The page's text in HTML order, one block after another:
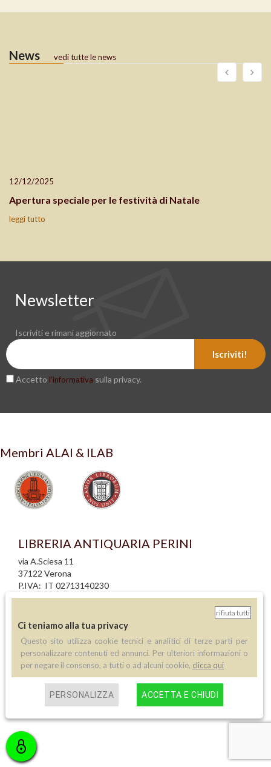
News vedi tutte le news
12/12/2025
Apertura speciale per le festività di Natale
leggi tutto
Newsletter
Iscriviti e rimani aggiornato
Iscriviti!
Accetto l’informativa sulla privacy.
Membri ALAI & ILAB
LIBRERIA ANTIQUARIA PERINI
via A.Sciesa 11
37122 Verona
P.IVA: IT 02713140230
informativa privacy
creazione siti internet
Contatti
Telefono:(+39) 045 8030073
rifiuta tutti
Ci teniamo alla tua privacy
Questo sito utilizza cookie tecnici e analitici di terze parti per
personalizzare contenuti ed annunci. Per ulteriori informazioni o
per negare il consenso, a tutti o ad alcuni cookie, clicca qui
PERSONALIZZA ACCETTA E CHIUDI